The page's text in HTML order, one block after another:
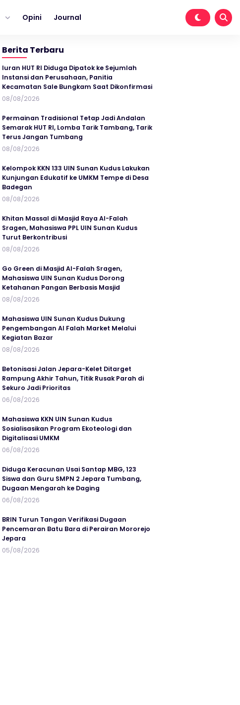
Opini Journal
Berita Terbaru
Iuran HUT RI Diduga Dipatok ke Sejumlah
Instansi dan Perusahaan, Panitia
Kecamatan Sale Bungkam Saat Dikonfirmasi
08/08/2026
Permainan Tradisional Tetap Jadi Andalan
Semarak HUT RI, Lomba Tarik Tambang, Tarik
Terus Jangan Tumbang
08/08/2026
Kelompok KKN 133 UIN Sunan Kudus Lakukan
Kunjungan Edukatif ke UMKM Tempe di Desa
Badegan
08/08/2026
Khitan Massal di Masjid Raya Al-Falah
Sragen, Mahasiswa PPL UIN Sunan Kudus
Turut Berkontribusi
08/08/2026
Go Green di Masjid Al-Falah Sragen,
Mahasiswa UIN Sunan Kudus Dorong
Ketahanan Pangan Berbasis Masjid
08/08/2026
Mahasiswa UIN Sunan Kudus Dukung
Pengembangan Al Falah Market Melalui
Kegiatan Bazar
08/08/2026
Betonisasi Jalan Jepara-Kelet Ditarget
Rampung Akhir Tahun, Titik Rusak Parah di
Sekuro Jadi Prioritas
06/08/2026
Mahasiswa KKN UIN Sunan Kudus
Sosialisasikan Program Ekoteologi dan
Digitalisasi UMKM
06/08/2026
Diduga Keracunan Usai Santap MBG, 123
Siswa dan Guru SMPN 2 Jepara Tumbang,
Dugaan Mengarah ke Daging
06/08/2026
BRIN Turun Tangan Verifikasi Dugaan
Pencemaran Batu Bara di Perairan Mororejo
Jepara
05/08/2026